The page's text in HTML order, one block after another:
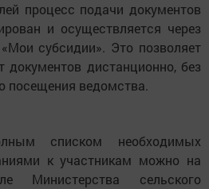
процесс подачи документов
и осуществляется через
субсидии». Это позволяет
документов дистанционно, без
посещения ведомства.
списком необходимых
к участникам можно на
Министерства сельского